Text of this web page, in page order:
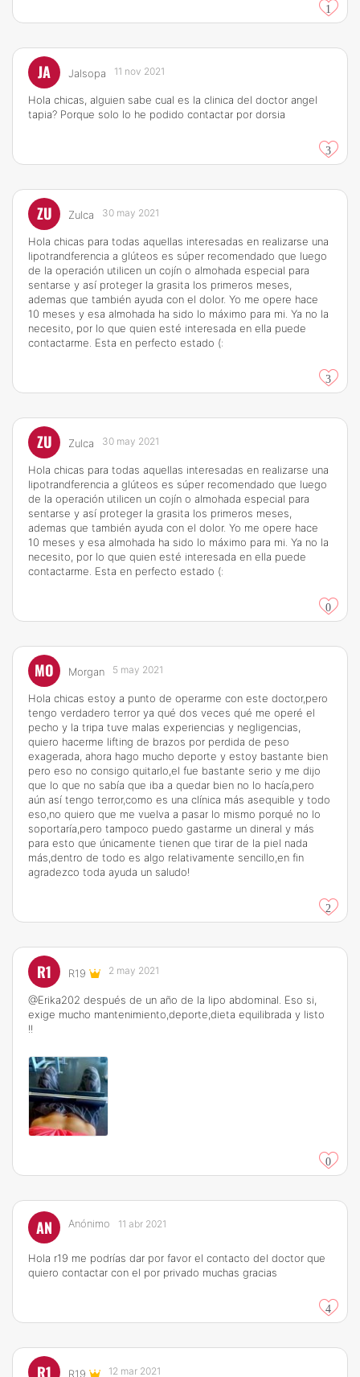
1
JA Jalsopa 11 nov 2021
Hola chicas, alguien sabe cual es la clinica del doctor angel
tapia? Porque solo lo he podido contactar por dorsia
3
ZU Zulca 30 may 2021
Hola chicas para todas aquellas interesadas en realizarse una
lipotrandferencia a glúteos es súper recomendado que luego
de la operación utilicen un cojín o almohada especial para
sentarse y así proteger la grasita los primeros meses,
ademas que también ayuda con el dolor. Yo me opere hace
10 meses y esa almohada ha sido lo máximo para mi. Ya no la
necesito, por lo que quien esté interesada en ella puede
contactarme. Esta en perfecto estado (:
3
ZU Zulca 30 may 2021
Hola chicas para todas aquellas interesadas en realizarse una
lipotrandferencia a glúteos es súper recomendado que luego
de la operación utilicen un cojín o almohada especial para
sentarse y así proteger la grasita los primeros meses,
ademas que también ayuda con el dolor. Yo me opere hace
10 meses y esa almohada ha sido lo máximo para mi. Ya no la
necesito, por lo que quien esté interesada en ella puede
contactarme. Esta en perfecto estado (:
0
MO Morgan 5 may 2021
Hola chicas estoy a punto de operarme con este doctor,pero
tengo verdadero terror ya qué dos veces qué me operé el
pecho y la tripa tuve malas experiencias y negligencias,
quiero hacerme lifting de brazos por perdida de peso
exagerada, ahora hago mucho deporte y estoy bastante bien
pero eso no consigo quitarlo,el fue bastante serio y me dijo
que lo que no sabía que iba a quedar bien no lo hacía,pero
aún así tengo terror,como es una clínica más asequible y todo
eso,no quiero que me vuelva a pasar lo mismo porqué no lo
soportaría,pero tampoco puedo gastarme un dineral y más
para esto que únicamente tienen que tirar de la piel nada
más,dentro de todo es algo relativamente sencillo,en fin
agradezco toda ayuda un saludo!
2
R1 R19 2 may 2021
@Erika202 después de un año de la lipo abdominal. Eso si,
exige mucho mantenimiento,deporte,dieta equilibrada y listo
!!
0
AN Anónimo 11 abr 2021
Hola r19 me podrías dar por favor el contacto del doctor que
quiero contactar con el por privado muchas gracias
4
R1 R19 12 mar 2021